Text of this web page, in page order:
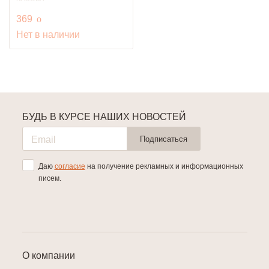
369 руб.
o
Нет в наличии
О компании
БУДЬ В КУРСЕ НАШИХ НОВОСТЕЙ
Подписаться
Даю согласие на получение рекламных и информационных
писем.